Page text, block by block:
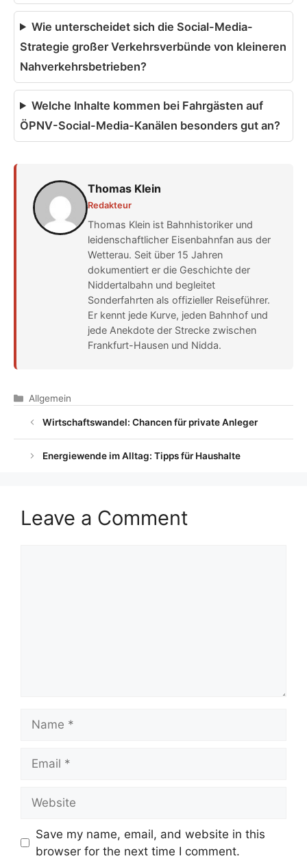
Wie unterscheidet sich die Social-Media-
Strategie großer Verkehrsverbünde von kleineren
Nahverkehrsbetrieben?
Welche Inhalte kommen bei Fahrgästen auf
ÖPNV-Social-Media-Kanälen besonders gut an?
Thomas Klein
Redakteur
Thomas Klein ist Bahnhistoriker und
leidenschaftlicher Eisenbahnfan aus der
Wetterau. Seit über 15 Jahren
dokumentiert er die Geschichte der
Niddertalbahn und begleitet
Sonderfahrten als offizieller Reiseführer.
Er kennt jede Kurve, jeden Bahnhof und
jede Anekdote der Strecke zwischen
Frankfurt-Hausen und Nidda.
Categories
Allgemein
Wirtschaftswandel: Chancen für private Anleger
Energiewende im Alltag: Tipps für Haushalte
Leave a Comment
Save my name, email, and website in this
browser for the next time I comment.